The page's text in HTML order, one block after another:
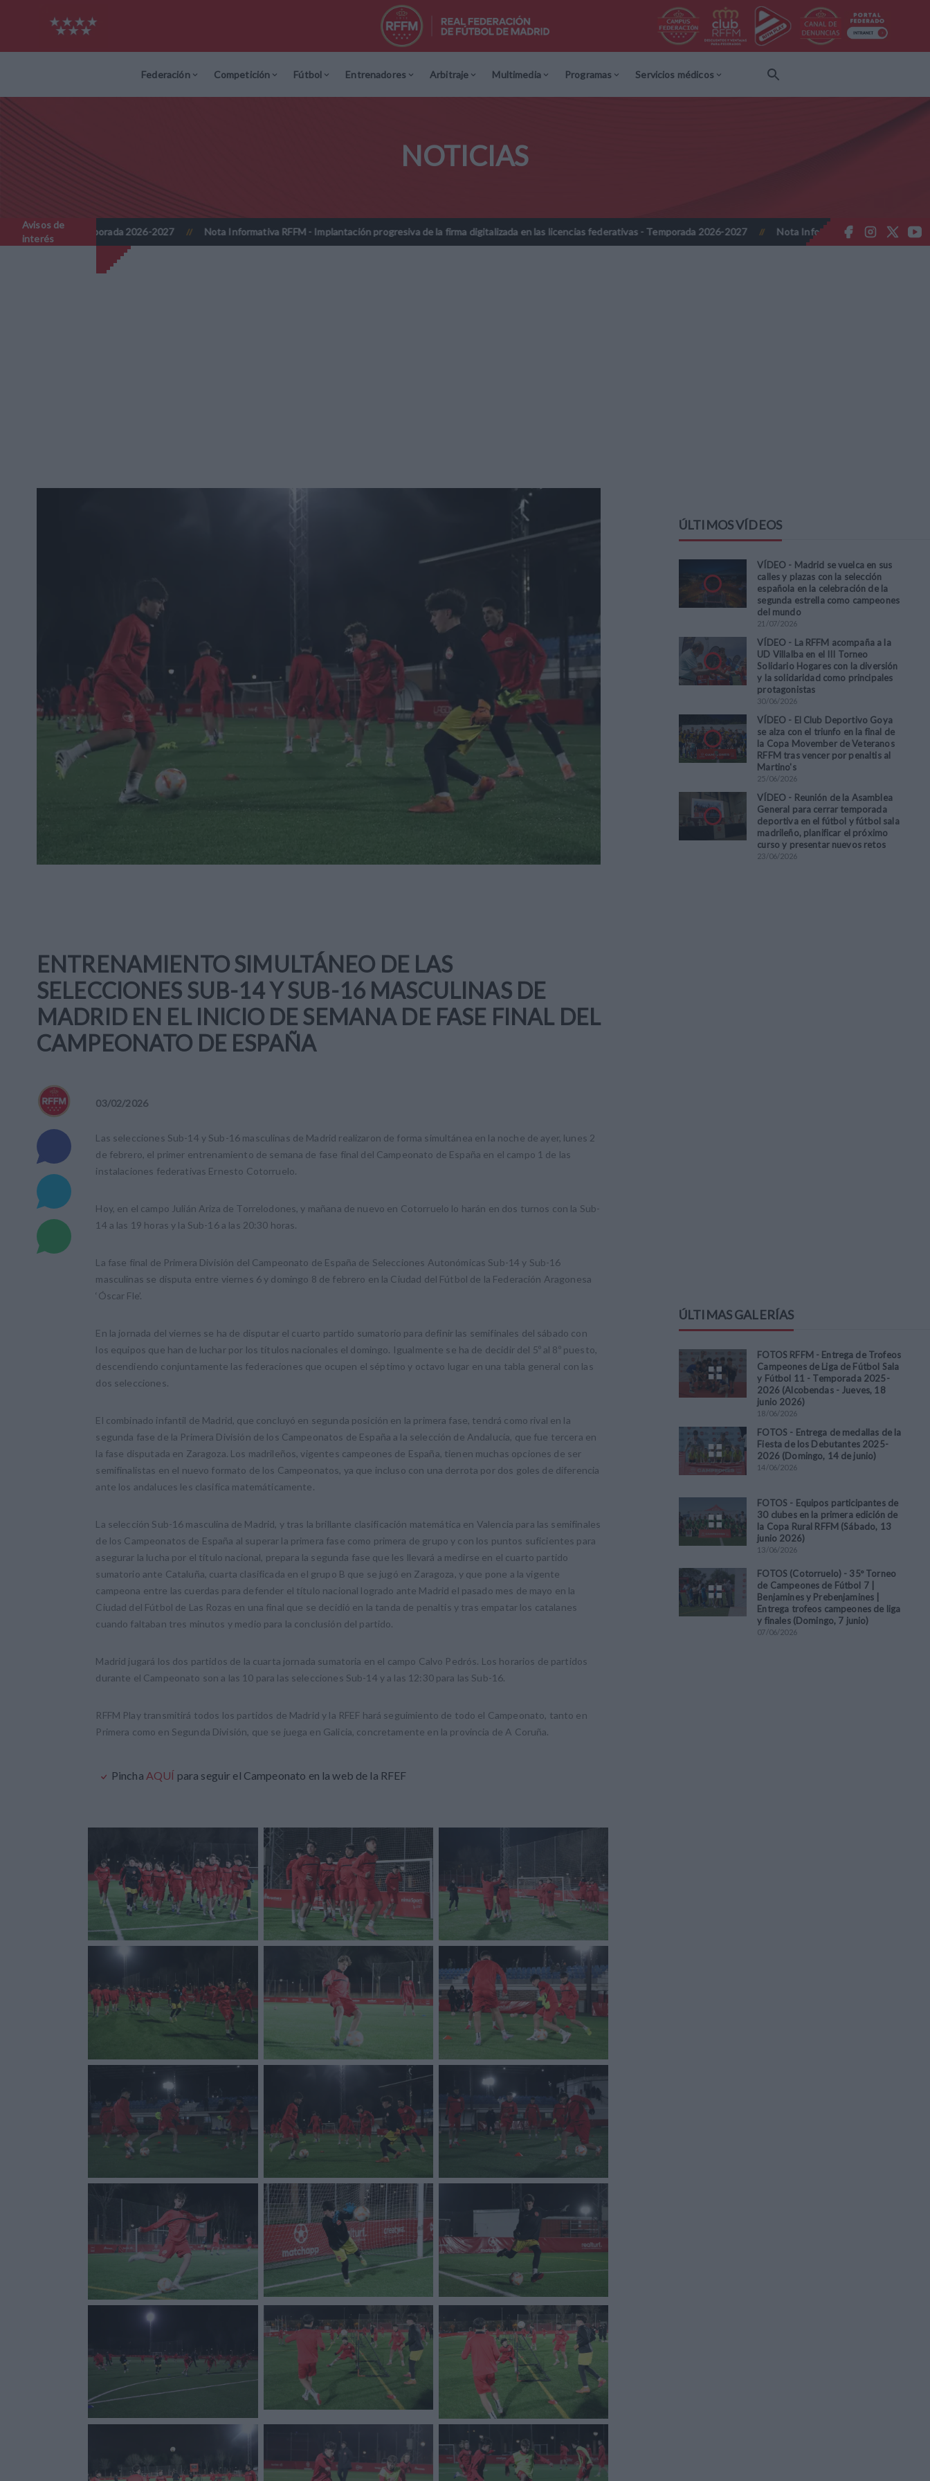
Federación Competición Fútbol Entrenadores Arbitraje Multimedia Programas Servicios médicos
NOTICIAS
Avisos de
interés
2026-2027 // Nota Informativa RFFM - Implantación progresiva de la firma digitalizada en las licencias federativas - Temporada 2026-2027 // Nota Informativa RFFM - Propuesta de Actualización
ENTRENAMIENTO SIMULTÁNEO DE LAS
SELECCIONES SUB-14 Y SUB-16 MASCULINAS DE
MADRID EN EL INICIO DE SEMANA DE FASE FINAL DEL
CAMPEONATO DE ESPAÑA
03/02/2026
Las selecciones Sub-14 y Sub-16 masculinas de Madrid realizaron de forma simultánea en la noche de ayer, lunes 2
de febrero, el primer entrenamiento de semana de fase final del Campeonato de España en el campo 1 de las
instalaciones federativas Ernesto Cotorruelo.
Hoy, en el campo Julián Ariza de Torrelodones, y mañana de nuevo en Cotorruelo lo harán en dos turnos con la Sub-
14 a las 19 horas y la Sub-16 a las 20:30 horas.
La fase final de Primera División del Campeonato de España de Selecciones Autonómicas Sub-14 y Sub-16
masculinas se disputa entre viernes 6 y domingo 8 de febrero en la Ciudad del Fútbol de la Federación Aragonesa
‘Óscar Fle’.
En la jornada del viernes se ha de disputar el cuarto partido sumatorio para definir las semifinales del sábado con
los equipos que han de luchar por los títulos nacionales el domingo. Igualmente se ha de decidir del 5º al 8º puesto,
descendiendo conjuntamente las federaciones que ocupen el séptimo y octavo lugar en una tabla general con las
dos selecciones.
El combinado infantil de Madrid, que concluyó en segunda posición en la primera fase, tendrá como rival en la
segunda fase de la Primera División de los Campeonatos de España a la selección de Andalucía, que fue tercera en
la fase disputada en Zaragoza. Los madrileños, vigentes campeones de España, tienen muchas opciones de ser
semifinalistas en el nuevo formato de los Campeonatos, ya que incluso con una derrota por dos goles de diferencia
ante los andaluces les clasifica matemáticamente.
La selección Sub-16 masculina de Madrid, y tras la brillante clasificación matemática en Valencia para las semifinales
de los Campeonatos de España al superar la primera fase como primera de grupo y con los puntos suficientes para
asegurar la lucha por el título nacional, prepara la segunda fase que les llevará a medirse en el cuarto partido
sumatorio ante Cataluña, cuarta clasificada en el grupo B que se jugó en Zaragoza, y que pone a la vigente
campeona entre las cuerdas para defender el título nacional logrado ante Madrid el pasado mes de mayo en la
Ciudad del Fútbol de Las Rozas en una final que se decidió en la tanda de penaltis y tras empatar los catalanes
cuando faltaban tres minutos y medio para la conclusión del partido.
Madrid jugará los dos partidos de la cuarta jornada sumatoria en el campo Calvo Pedrós. Los horarios de partidos
durante el Campeonato son a las 10 para las selecciones Sub-14 y a las 12:30 para las Sub-16.
RFFM Play transmitirá todos los partidos de Madrid y la RFEF hará seguimiento de todo el Campeonato, tanto en
Primera como en Segunda División, que se juega en Galicia, concretamente en la provincia de A Coruña.
Pincha AQUÍ para seguir el Campeonato en la web de la RFEF
ÚLTIMOS VÍDEOS
VÍDEO - Madrid se vuelca en sus
calles y plazas con la selección
española en la celebración de la
segunda estrella como campeones
del mundo
21 /07/2026
VÍDEO - La RFFM acompaña a la
UD Villalba en el III Torneo
Solidario Hogares con la diversión
y la solidaridad como principales
protagonistas
30/06/2026
VÍDEO - El Club Deportivo Goya
se alza con el triunfo en la final de
la Copa Movember de Veteranos
RFFM tras vencer por penaltis al
Martino's
25/06/2026
VÍDEO - Reunión de la Asamblea
General para cerrar temporada
deportiva en el fútbol y fútbol sala
madrileño, planificar el próximo
curso y presentar nuevos retos
23/06/2026
ÚLTIMAS GALERÍAS
FOTOS RFFM - Entrega de Trofeos
Campeones de Liga de Fútbol Sala
y Fútbol 11 - Temporada 2025-
2026 (Alcobendas - Jueves, 18
junio 2026)
18/06/2026
FOTOS - Entrega de medallas de la
Fiesta de los Debutantes 2025-
2026 (Domingo, 14 de junio)
14/06/2026
FOTOS - Equipos participantes de
30 clubes en la primera edición de
la Copa Rural RFFM (Sábado, 13
junio 2026)
13/06/2026
FOTOS (Cotorruelo) - 35º Torneo
de Campeones de Fútbol 7 |
Benjamines y Prebenjamines |
Entrega trofeos campeones de liga
y finales (Domingo, 7 junio)
07/06/2026